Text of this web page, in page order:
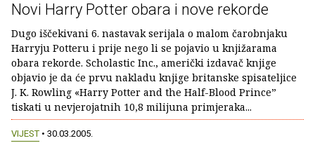
Novi Harry Potter obara i nove rekorde
Dugo iščekivani 6. nastavak serijala o malom čarobnjaku
Harryju Potteru i prije nego li se pojavio u knjižarama
obara rekorde. Scholastic Inc., američki izdavač knjige
objavio je da će prvu nakladu knjige britanske spisateljice
J. K. Rowling «Harry Potter and the Half-Blood Prince”
tiskati u nevjerojatnih 10,8 milijuna primjeraka...
VIJEST • 30.03.2005.